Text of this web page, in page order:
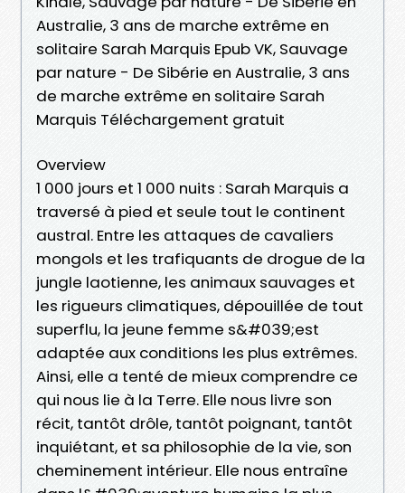
Australie, 3 ans de marche extrême en
solitaire Sarah Marquis Epub VK, Sauvage
par nature - De Sibérie en Australie, 3 ans
de marche extrême en solitaire Sarah
Marquis Téléchargement gratuit
Overview
1 000 jours et 1 000 nuits : Sarah Marquis a
traversé à pied et seule tout le continent
austral. Entre les attaques de cavaliers
mongols et les trafiquants de drogue de la
jungle laotienne, les animaux sauvages et
les rigueurs climatiques, dépouillée de tout
superflu, la jeune femme s&#039;est
adaptée aux conditions les plus extrêmes.
Ainsi, elle a tenté de mieux comprendre ce
qui nous lie à la Terre. Elle nous livre son
récit, tantôt drôle, tantôt poignant, tantôt
inquiétant, et sa philosophie de la vie, son
cheminement intérieur. Elle nous entraîne